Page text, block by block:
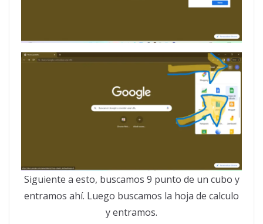
Siguiente a esto, buscamos 9 punto de un cubo y
entramos ahí. Luego buscamos la hoja de calculo
y entramos.